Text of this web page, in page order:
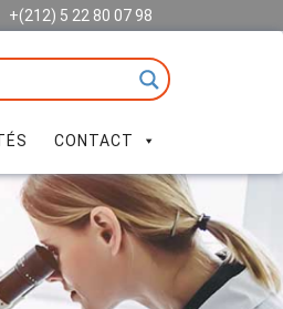
+(212) 5 22 80 07 98
CONTACT